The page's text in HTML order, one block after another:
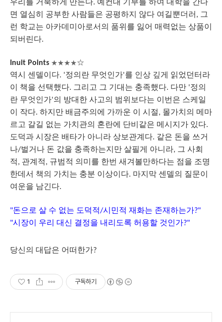
우리를 거북하게 만든다. 예컨대 기부를 하여 대학을 간다
면 열심히 공부한 사람들은 공평하지 않다 여길뿐더러 , 그
런 학교는 아카데미아로서의 품위를 잃어 매력없는 상품이
되버린다.
Inuit Points ★★★★☆
역시 센델이다. '정의란 무엇인가'를 인상 깊게 읽었던터라
이
책을 선택했다. 그리고 그 기대는 충족했다. 다만 '정의
란 무엇인가'의 방대한 사고의 범위보다는 이번은 스케일
이
작다. 하지만 배금주의에 가까운 이 시절, 몰가치의 메마
르고 갈길 없는 가치관의 혼란에 단비같은 메시지가 있다.
도덕과 시장은 배타가 아니라 상보관계다. 같은 돈을 쓰거
나/벌거나 돈 값을 충족하는지만 살필게 아니라, 그 사회
적, 관계적, 규범적 의미를 한번 새겨볼만하다는 점을 조명
한데서 책의 가치는 충분 이상이다. 마지막 센델의 질문이
여운을 남긴다.
"돈으로 살 수 없는 도덕적/시민적 재화는 존재하는가?"
"시장이 우리 대신 결정을 내리도록 허용할 것인가?"
당신의 대답은 어떠한가?
1 구독하기